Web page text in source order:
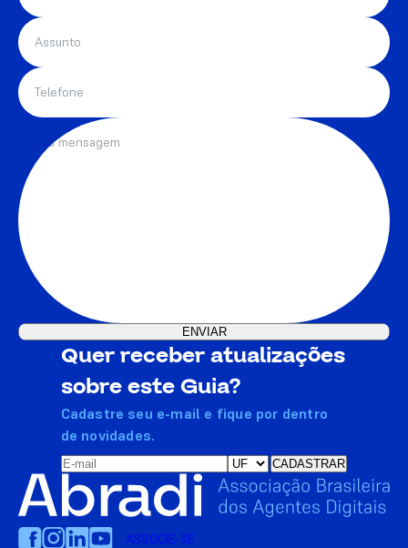
Quer receber atualizações
sobre este Guia?
Cadastre seu e-mail e fique por dentro
de novidades.
ASSOCIE-SE